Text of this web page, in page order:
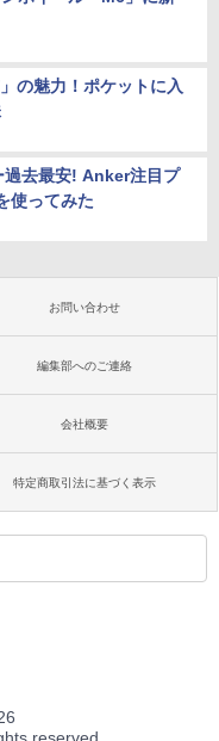
の魅力！ポケットに入
去最安! Anker注目プ
使ってみた
お問い合わせ
編集部へのご連絡
会社概要
特定商取引法に基づく表示
reserved.